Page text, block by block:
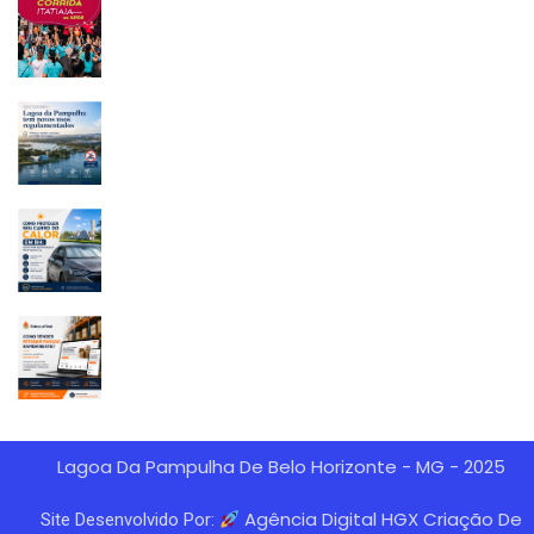
Lagoa Da Pampulha De Belo Horizonte - MG - 2025
Site Desenvolvido Por:
Agência Digital HGX Criação De